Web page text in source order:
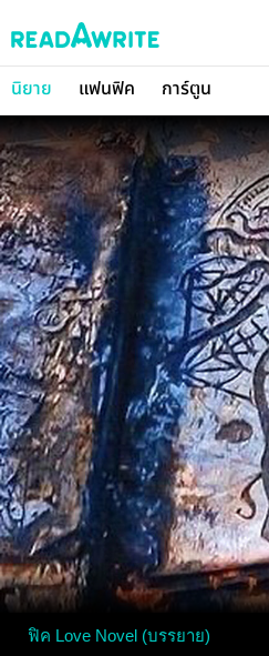
นิยาย แฟนฟิค การ์ตูน
ฟิค Love Novel (บรรยาย)